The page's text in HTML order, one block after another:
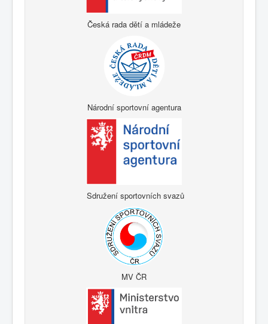
Česká rada dětí a mládeže
Národní sportovní agentura
Sdružení sportovních svazů
MV ČR